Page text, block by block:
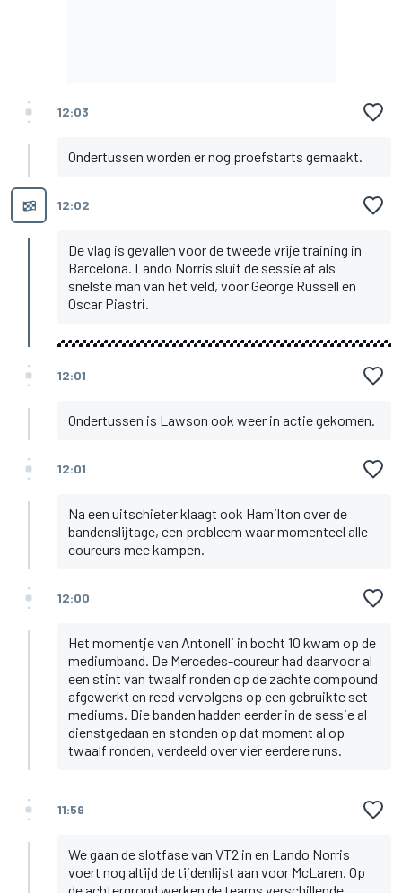
12:03
Ondertussen worden er nog proefstarts gemaakt.
12:02
De vlag is gevallen voor de tweede vrije training in
Barcelona. Lando Norris sluit de sessie af als
snelste man van het veld, voor George Russell en
Oscar Piastri.
12:01
Ondertussen is Lawson ook weer in actie gekomen.
12:01
Na een uitschieter klaagt ook Hamilton over de
bandenslijtage, een probleem waar momenteel alle
coureurs mee kampen.
12:00
Het momentje van Antonelli in bocht 10 kwam op de
mediumband. De Mercedes-coureur had daarvoor al
een stint van twaalf ronden op de zachte compound
afgewerkt en reed vervolgens op een gebruikte set
mediums. Die banden hadden eerder in de sessie al
dienstgedaan en stonden op dat moment al op
twaalf ronden, verdeeld over vier eerdere runs.
11:59
We gaan de slotfase van VT2 in en Lando Norris
voert nog altijd de tijdenlijst aan voor McLaren. Op